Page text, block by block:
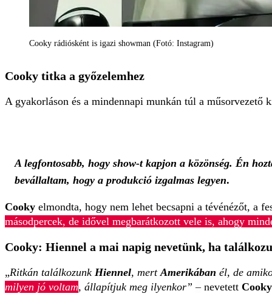
Cooky rádiósként is igazi showman (Fotó: Instagram)
Cooky titka a győzelemhez
A gyakorláson és a mindennapi munkán túl a
A legfontosabb, hogy show-t kapjon a közönség. Én
bevállaltam, hogy a produkció izgalmas legyen.
Cooky elmondta, hogy nem lehet becsapni a tévénézőt, a
másodpercek, de idővel megbarátkozott vele is, ahogy
Cooky: Hiennel a mai napig nevetünk, ha
„Ritkán találkozunk Hiennel, mert Amerikában él, de
milyen jó voltam, állapítjuk meg ilyenkor” –nevetett Cooky